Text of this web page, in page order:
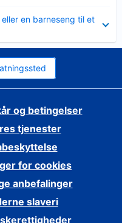
en barneseng til et
og betingelser
tjenester
for cookies
anbefalinger
slaveri